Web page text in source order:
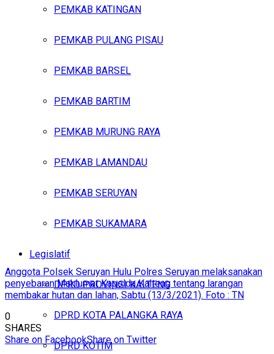
PEMKAB KATINGAN
PEMKAB PULANG PISAU
PEMKAB BARSEL
PEMKAB BARTIM
PEMKAB MURUNG RAYA
PEMKAB LAMANDAU
PEMKAB SERUYAN
PEMKAB SUKAMARA
Legislatif
DPRD PROVINSI KALTENG
DPRD KOTA PALANGKA RAYA
DPRD KOTIM
Anggota Polsek Seruyan Hulu Polres Seruyan melaksanakan
penyebaran Maklumat Kapolda Kalteng tentang larangan
membakar hutan dan lahan, Sabtu (13/3/2021). Foto : TN
0
SHARES
Share on FacebookShare on Twitter